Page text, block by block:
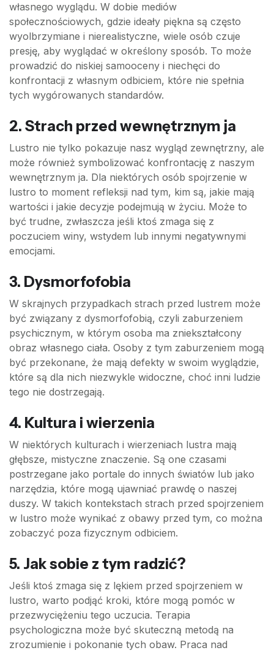
własnego wyglądu. W dobie mediów
społecznościowych, gdzie ideały piękna są często
wyolbrzymiane i nierealistyczne, wiele osób czuje
presję, aby wyglądać w określony sposób. To może
prowadzić do niskiej samooceny i niechęci do
konfrontacji z własnym odbiciem, które nie spełnia
tych wygórowanych standardów.
2. Strach przed wewnętrznym ja
Lustro nie tylko pokazuje nasz wygląd zewnętrzny, ale
może również symbolizować konfrontację z naszym
wewnętrznym ja. Dla niektórych osób spojrzenie w
lustro to moment refleksji nad tym, kim są, jakie mają
wartości i jakie decyzje podejmują w życiu. Może to
być trudne, zwłaszcza jeśli ktoś zmaga się z
poczuciem winy, wstydem lub innymi negatywnymi
emocjami.
3. Dysmorfofobia
W skrajnych przypadkach strach przed lustrem może
być związany z dysmorfofobią, czyli zaburzeniem
psychicznym, w którym osoba ma zniekształcony
obraz własnego ciała. Osoby z tym zaburzeniem mogą
być przekonane, że mają defekty w swoim wyglądzie,
które są dla nich niezwykle widoczne, choć inni ludzie
tego nie dostrzegają.
4. Kultura i wierzenia
W niektórych kulturach i wierzeniach lustra mają
głębsze, mistyczne znaczenie. Są one czasami
postrzegane jako portale do innych światów lub jako
narzędzia, które mogą ujawniać prawdę o naszej
duszy. W takich kontekstach strach przed spojrzeniem
w lustro może wynikać z obawy przed tym, co można
zobaczyć poza fizycznym odbiciem.
5. Jak sobie z tym radzić?
Jeśli ktoś zmaga się z lękiem przed spojrzeniem w
lustro, warto podjąć kroki, które mogą pomóc w
przezwyciężeniu tego uczucia. Terapia
psychologiczna może być skuteczną metodą na
zrozumienie i pokonanie tych obaw. Praca nad